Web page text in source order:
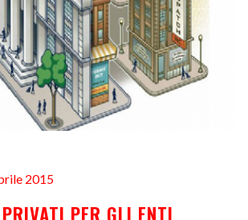
2015
PER GLI ENTI